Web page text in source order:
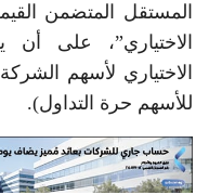
المستقل المتضمن
الاختياري”، على
الاختياري لأسهم
للأسهم حرة التداول).